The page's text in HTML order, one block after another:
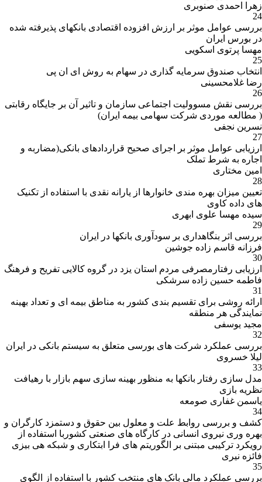
زهرا احمدی صنوبری
24
بررسی عوامل موثر بر ارزش افزوده اقتصادی بانکهای پذیرفته شده
در بورس ایران
مهسا پرتوی اسکویی
25
انتخاب صندوق سرمایه گذاری در سهام به روش ای ان پی
رضا غلامحسینی
26
بررسی نقش مسوولیت اجتماعی سازمان و تاثیر آن بر جایگاه رقابتی
( مطالعه موردی شرکت سهامی بیمه ایران)
نسرین نجفی
27
ارزیابی عوامل موثر بر اجرای صحیح قراردادهای بانکی(مضاربه و
اجاره به شرط تملک
امین مختاری
28
تعیین میزان بهره مندی خانوارها از یارانه نقدی با استفاده از تکنیک
های داده کاوی
سیده مهسا علوی ابهری
29
بررسی اثر بنگاهداری بر سودآوری بانکها در ایران
فرزانه قاسم زاده جوشین
30
ارزیابی رفتارمصرفی مردم استان یزد در گروه کالایی تفریح و فرهنگ
فاطمه حسین زاده سرشکی
31
ارائه روشی برای تقسیم بندی کشور به مناطق بیمه ای و تعداد بهینه
نمایندگی هر منطقه
مجید یوسفی
32
بررسی عملکرد شرکت های بورسی متعلق به سیستم بانکی در ایران
لیلا خسروی
33
مدل سازی رفتار بانکها به منظور بهینه سازی سهم بازار با رهیافت
نظریه بازی
یاسمن غفاری صومعه
34
کشف و بررسی روابط علت و معلول بین حقوق و دستمزد کارگران و
بهره وری نیروی انسانی در کارگاه های صنعتی کشوربا استفاده از
رویکرد ترکیبی مبتنی بر الگوریتم های فرا ابتکاری و شبکه هی بیزی
فائزه نیری
35
بررسی عملکرد مالی بانک های منتخب کشور با استفاده از الگوی